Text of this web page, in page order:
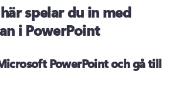
spelar du in med
i PowerPoint
PowerPoint och gå till